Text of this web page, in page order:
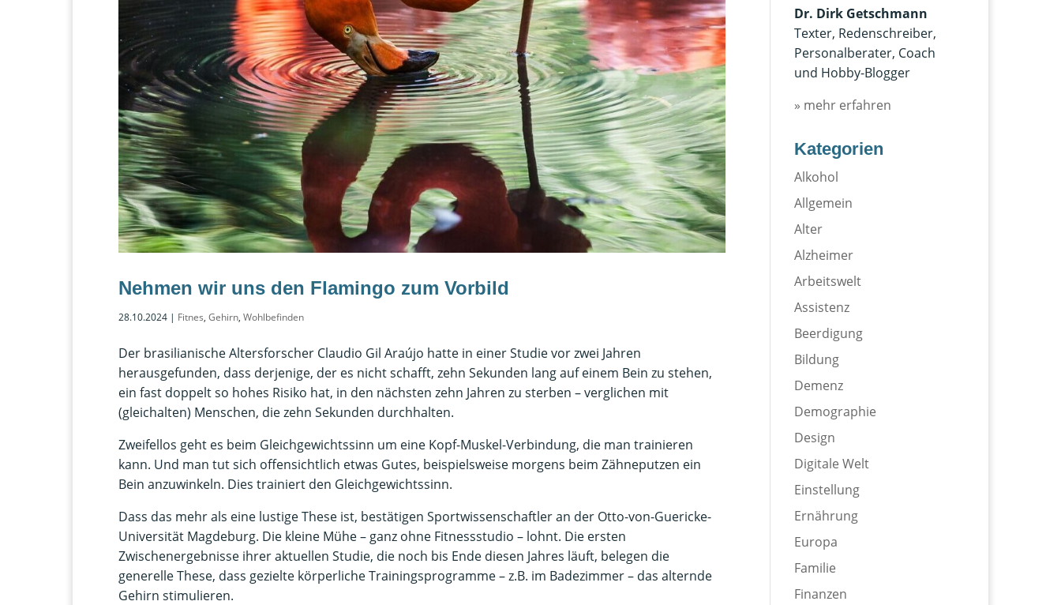
Nehmen wir uns den Flamingo zum Vorbild
28.10.2024 | Fitnes, Gehirn, Wohlbefinden
Der brasilianische Altersforscher Claudio Gil Araújo hatte in einer Studie vor zwei Jahren
herausgefunden, dass derjenige, der es nicht schafft, zehn Sekunden lang auf einem Bein zu stehen,
ein fast doppelt so hohes Risiko hat, in den nächsten zehn Jahren zu sterben – verglichen mit
(gleichalten) Menschen, die zehn Sekunden durchhalten.
Zweifellos geht es beim Gleichgewichtssinn um eine Kopf-Muskel-Verbindung, die man trainieren
kann. Und man tut sich offensichtlich etwas Gutes, beispielsweise morgens beim Zähneputzen ein
Bein anzuwinkeln. Dies trainiert den Gleichgewichtssinn.
Dass das mehr als eine lustige These ist, bestätigen Sportwissenschaftler an der Otto-von-Guericke-
Universität Magdeburg. Die kleine Mühe – ganz ohne Fitnessstudio – lohnt. Die ersten
Zwischenergebnisse ihrer aktuellen Studie, die noch bis Ende diesen Jahres läuft, belegen die
generelle These, dass gezielte körperliche Trainingsprogramme – z.B. im Badezimmer – das alternde
Gehirn stimulieren.
Dr. Dirk Getschmann
Texter, Redenschreiber,
Personalberater, Coach
und Hobby-Blogger
» mehr erfahren
Kategorien
Alkohol
Allgemein
Alter
Alzheimer
Arbeitswelt
Assistenz
Beerdigung
Bildung
Demenz
Demographie
Design
Digitale Welt
Einstellung
Ernährung
Europa
Familie
Finanzen